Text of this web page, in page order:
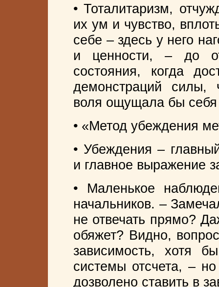
• Тоталитаризм,
их ум и чувство,
себе – здесь у него
и ценности, – до
состояния, когда
демонстраций силы,
воля ощущала бы себя
• «Метод убеждения
• Убеждения –
и главное выражение
• Маленькое
начальников. –
не отвечать прямо?
обяжет? Видно,
зависимость, хотя
системы отсчета, –
дозволено ставить в